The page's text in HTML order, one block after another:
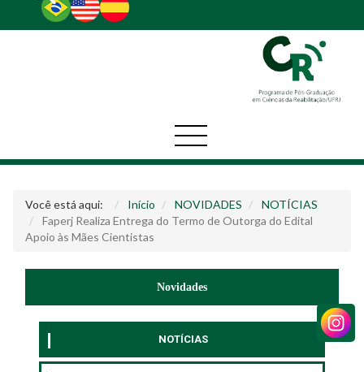
Você está aqui: Início NOVIDADES
NOTÍCIAS
Faperj Realiza Entrega do Termo de Outorga do Edital
Apoio às Mães Cientistas
Novidades
NOTÍCIAS